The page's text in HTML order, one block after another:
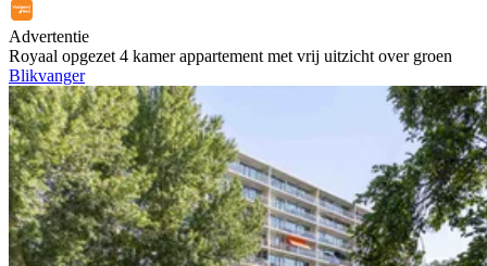
Advertentie
Royaal opgezet 4 kamer appartement met vrij uitzicht over groen
Blikvanger